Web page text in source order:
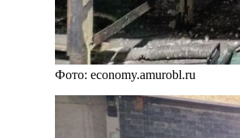
Фото: economy.amurobl.ru